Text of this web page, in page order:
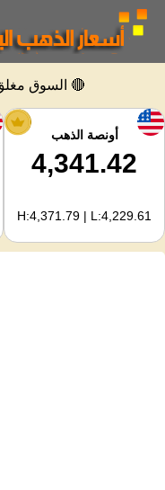
🔴 السوق
أونصة الذهب
4,341.42
H:4,371.79 | L:4,229.61